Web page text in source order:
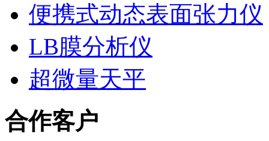
便携式动态表面张力仪
LB膜分析仪
超微量天平
合作客户